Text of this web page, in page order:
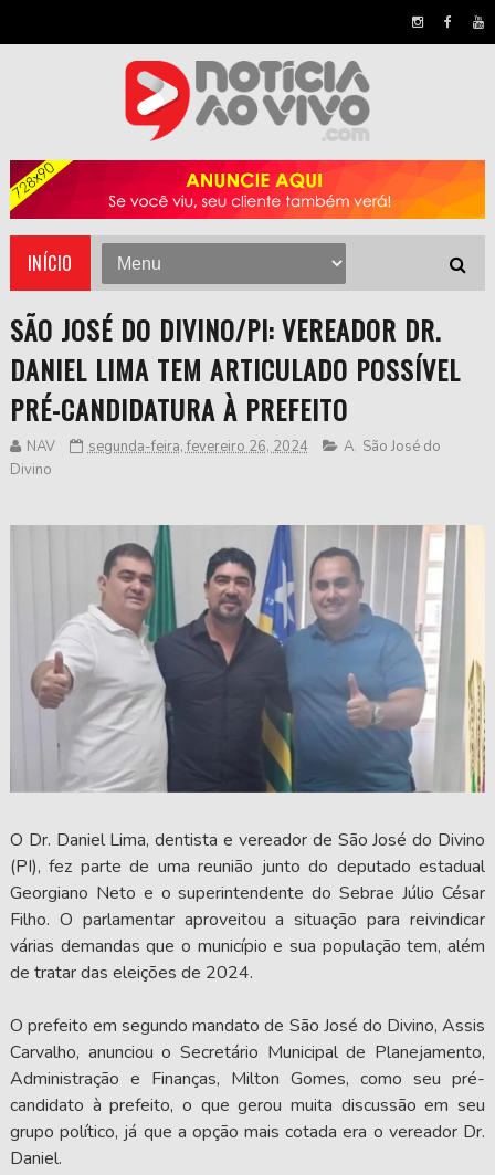
INÍCIO
SÃO JOSÉ DO DIVINO/PI: VEREADOR DR.
DANIEL LIMA TEM ARTICULADO POSSÍVEL
PRÉ-CANDIDATURA À PREFEITO
NAV segunda-feira, fevereiro 26, 2024 A, São José do
Divino
O Dr. Daniel Lima, dentista e vereador de São José do Divino
(PI), fez parte de uma reunião junto do deputado estadual
Georgiano Neto e o superintendente do Sebrae Júlio César
Filho. O parlamentar aproveitou a situação para reivindicar
várias demandas que o município e sua população tem, além
de tratar das eleições de 2024.
O prefeito em segundo mandato de São José do Divino, Assis
Carvalho, anunciou o Secretário Municipal de Planejamento,
Administração e Finanças, Milton Gomes, como seu pré-
candidato à prefeito, o que gerou muita discussão em seu
grupo político, já que a opção mais cotada era o vereador Dr.
Daniel.